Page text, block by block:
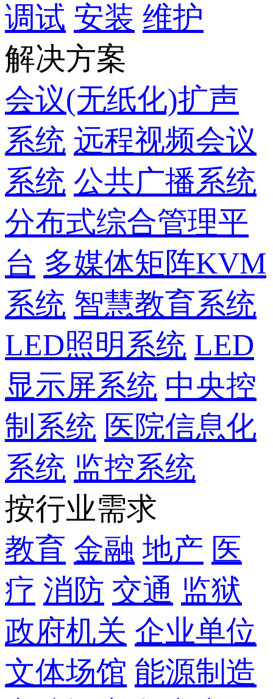
调试 安装 维护
解决方案
会议(无纸化)扩声
系统 远程视频会议
系统 公共广播系统
分布式综合管理平
台 多媒体矩阵KVM
系统 智慧教育系统
LED照明系统 LED
显示屏系统 中央控
制系统 医院信息化
系统 监控系统
按行业需求
教育 金融 地产 医
疗 消防 交通 监狱
政府机关 企业单位
文体场馆 能源制造